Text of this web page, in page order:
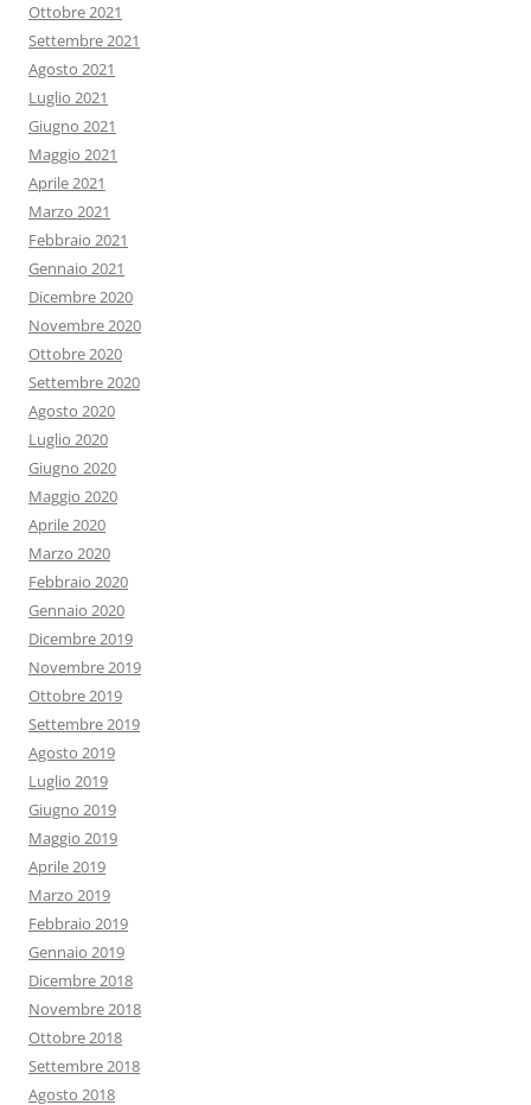
Ottobre 2021
Settembre 2021
Agosto 2021
Luglio 2021
Giugno 2021
Maggio 2021
Aprile 2021
Marzo 2021
Febbraio 2021
Gennaio 2021
Dicembre 2020
Novembre 2020
Ottobre 2020
Settembre 2020
Agosto 2020
Luglio 2020
Giugno 2020
Maggio 2020
Aprile 2020
Marzo 2020
Febbraio 2020
Gennaio 2020
Dicembre 2019
Novembre 2019
Ottobre 2019
Settembre 2019
Agosto 2019
Luglio 2019
Giugno 2019
Maggio 2019
Aprile 2019
Marzo 2019
Febbraio 2019
Gennaio 2019
Dicembre 2018
Novembre 2018
Ottobre 2018
Settembre 2018
Agosto 2018